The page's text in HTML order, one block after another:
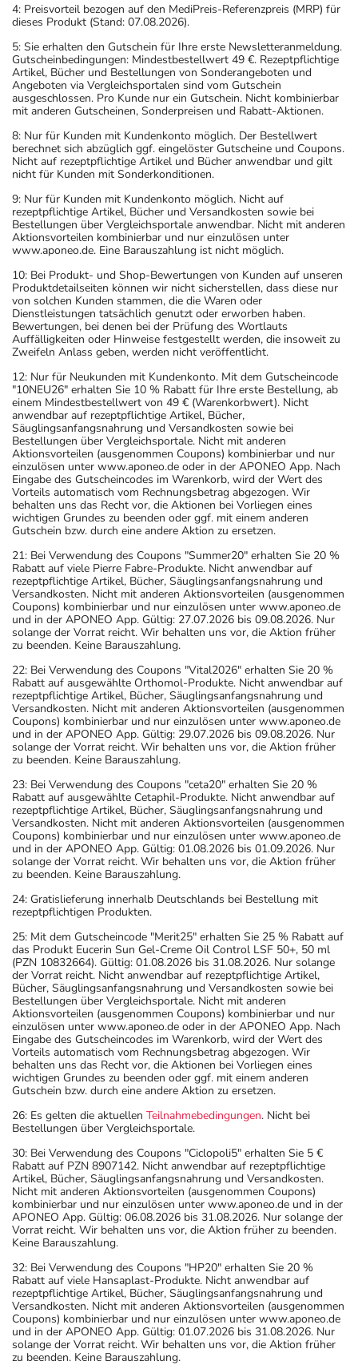
4: Preisvorteil bezogen auf den MediPreis-Referenzpreis (MRP) für
dieses Produkt (Stand: 07.08.2026).
5: Sie erhalten den Gutschein für Ihre erste Newsletteranmeldung.
Gutscheinbedingungen: Mindestbestellwert 49 €. Rezeptpflichtige
Artikel, Bücher und Bestellungen von Sonderangeboten und
Angeboten via Vergleichsportalen sind vom Gutschein
ausgeschlossen. Pro Kunde nur ein Gutschein. Nicht kombinierbar
mit anderen Gutscheinen, Sonderpreisen und Rabatt-Aktionen.
8: Nur für Kunden mit Kundenkonto möglich. Der Bestellwert
berechnet sich abzüglich ggf. eingelöster Gutscheine und Coupons.
Nicht auf rezeptpflichtige Artikel und Bücher anwendbar und gilt
nicht für Kunden mit Sonderkonditionen.
9: Nur für Kunden mit Kundenkonto möglich. Nicht auf
rezeptpflichtige Artikel, Bücher und Versandkosten sowie bei
Bestellungen über Vergleichsportale anwendbar. Nicht mit anderen
Aktionsvorteilen kombinierbar und nur einzulösen unter
www.aponeo.de. Eine Barauszahlung ist nicht möglich.
10: Bei Produkt- und Shop-Bewertungen von Kunden auf unseren
Produktdetailseiten können wir nicht sicherstellen, dass diese nur
von solchen Kunden stammen, die die Waren oder
Dienstleistungen tatsächlich genutzt oder erworben haben.
Bewertungen, bei denen bei der Prüfung des Wortlauts
Auffälligkeiten oder Hinweise festgestellt werden, die insoweit zu
Zweifeln Anlass geben, werden nicht veröffentlicht.
12: Nur für Neukunden mit Kundenkonto. Mit dem Gutscheincode
"10NEU26" erhalten Sie 10 % Rabatt für Ihre erste Bestellung, ab
einem Mindestbestellwert von 49 € (Warenkorbwert). Nicht
anwendbar auf rezeptpflichtige Artikel, Bücher,
Säuglingsanfangsnahrung und Versandkosten sowie bei
Bestellungen über Vergleichsportale. Nicht mit anderen
Aktionsvorteilen (ausgenommen Coupons) kombinierbar und nur
einzulösen unter www.aponeo.de oder in der APONEO App. Nach
Eingabe des Gutscheincodes im Warenkorb, wird der Wert des
Vorteils automatisch vom Rechnungsbetrag abgezogen. Wir
behalten uns das Recht vor, die Aktionen bei Vorliegen eines
wichtigen Grundes zu beenden oder ggf. mit einem anderen
Gutschein bzw. durch eine andere Aktion zu ersetzen.
21: Bei Verwendung des Coupons "Summer20" erhalten Sie 20 %
Rabatt auf viele Pierre Fabre-Produkte. Nicht anwendbar auf
rezeptpflichtige Artikel, Bücher, Säuglingsanfangsnahrung und
Versandkosten. Nicht mit anderen Aktionsvorteilen (ausgenommen
Coupons) kombinierbar und nur einzulösen unter www.aponeo.de
und in der APONEO App. Gültig: 27.07.2026 bis 09.08.2026. Nur
solange der Vorrat reicht. Wir behalten uns vor, die Aktion früher
zu beenden. Keine Barauszahlung.
22: Bei Verwendung des Coupons "Vital2026" erhalten Sie 20 %
Rabatt auf ausgewählte Orthomol-Produkte. Nicht anwendbar auf
rezeptpflichtige Artikel, Bücher, Säuglingsanfangsnahrung und
Versandkosten. Nicht mit anderen Aktionsvorteilen (ausgenommen
Coupons) kombinierbar und nur einzulösen unter www.aponeo.de
und in der APONEO App. Gültig: 29.07.2026 bis 09.08.2026. Nur
solange der Vorrat reicht. Wir behalten uns vor, die Aktion früher
zu beenden. Keine Barauszahlung.
23: Bei Verwendung des Coupons "ceta20" erhalten Sie 20 %
Rabatt auf ausgewählte Cetaphil-Produkte. Nicht anwendbar auf
rezeptpflichtige Artikel, Bücher, Säuglingsanfangsnahrung und
Versandkosten. Nicht mit anderen Aktionsvorteilen (ausgenommen
Coupons) kombinierbar und nur einzulösen unter www.aponeo.de
und in der APONEO App. Gültig: 01.08.2026 bis 01.09.2026. Nur
solange der Vorrat reicht. Wir behalten uns vor, die Aktion früher
zu beenden. Keine Barauszahlung.
24: Gratislieferung innerhalb Deutschlands bei Bestellung mit
rezeptpflichtigen Produkten.
25: Mit dem Gutscheincode "Merit25" erhalten Sie 25 % Rabatt auf
das Produkt Eucerin Sun Gel-Creme Oil Control LSF 50+, 50 ml
(PZN 10832664). Gültig: 01.08.2026 bis 31.08.2026. Nur solange
der Vorrat reicht. Nicht anwendbar auf rezeptpflichtige Artikel,
Bücher, Säuglingsanfangsnahrung und Versandkosten sowie bei
Bestellungen über Vergleichsportale. Nicht mit anderen
Aktionsvorteilen (ausgenommen Coupons) kombinierbar und nur
einzulösen unter www.aponeo.de oder in der APONEO App. Nach
Eingabe des Gutscheincodes im Warenkorb, wird der Wert des
Vorteils automatisch vom Rechnungsbetrag abgezogen. Wir
behalten uns das Recht vor, die Aktionen bei Vorliegen eines
wichtigen Grundes zu beenden oder ggf. mit einem anderen
Gutschein bzw. durch eine andere Aktion zu ersetzen.
26: Es gelten die aktuellen Teilnahmebedingungen. Nicht bei
Bestellungen über Vergleichsportale.
30: Bei Verwendung des Coupons "Ciclopoli5" erhalten Sie 5 €
Rabatt auf PZN 8907142. Nicht anwendbar auf rezeptpflichtige
Artikel, Bücher, Säuglingsanfangsnahrung und Versandkosten.
Nicht mit anderen Aktionsvorteilen (ausgenommen Coupons)
kombinierbar und nur einzulösen unter www.aponeo.de und in der
APONEO App. Gültig: 06.08.2026 bis 31.08.2026. Nur solange der
Vorrat reicht. Wir behalten uns vor, die Aktion früher zu beenden.
Keine Barauszahlung.
32: Bei Verwendung des Coupons "HP20" erhalten Sie 20 %
Rabatt auf viele Hansaplast-Produkte. Nicht anwendbar auf
rezeptpflichtige Artikel, Bücher, Säuglingsanfangsnahrung und
Versandkosten. Nicht mit anderen Aktionsvorteilen (ausgenommen
Coupons) kombinierbar und nur einzulösen unter www.aponeo.de
und in der APONEO App. Gültig: 01.07.2026 bis 31.08.2026. Nur
solange der Vorrat reicht. Wir behalten uns vor, die Aktion früher
zu beenden. Keine Barauszahlung.